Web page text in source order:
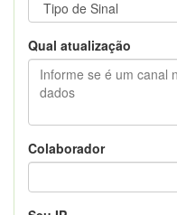
Qual atualização
Colaborador